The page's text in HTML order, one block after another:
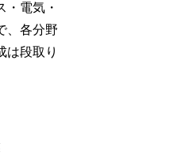
・電気・
、各分野
は段取り